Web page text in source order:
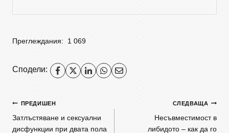
Преглеждания: 1 069
Сподели:
ПРЕДИШЕН
Затлъстяване и сексуални
дисфункции при двата пола
СЛЕДВАЩА
Несъвместимост в
либидото – как да го